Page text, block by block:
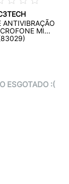
ANTIVIBRAÇÃO
MI...
ESGOTADO :(